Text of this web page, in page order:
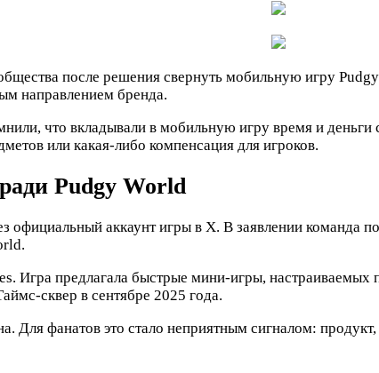
после решения свернуть мобильную игру
направлением бренда.
что вкладывали в мобильную игру время и
или какая-либо компенсация для игроков.
Pudgy World
аккаунт игры в X. В заявлении команда
Игра предлагала быстрые мини-игры,
сквер в сентябре 2025 года.
Для фанатов это стало неприятным сигналом: